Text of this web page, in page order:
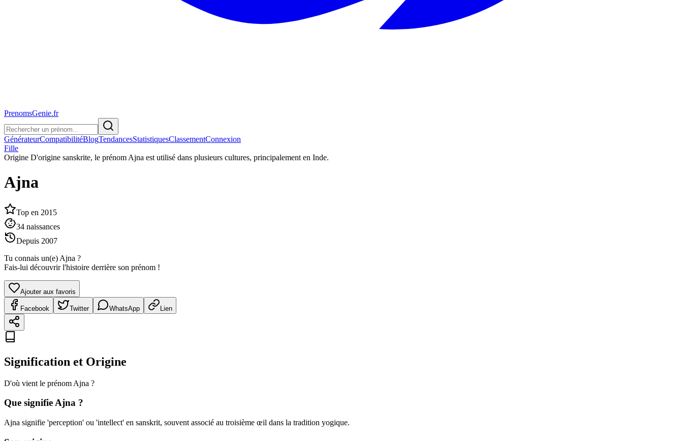
PrenomsGenie.fr
GénérateurCompatibilitéBlogTendancesStatistiquesClassementConnexion
Fille
Origine D'origine sanskrite, le prénom Ajna est utilisé dans plusieurs cultures, principalement en Inde.
Ajna
Top en 2015
34 naissances
Depuis 2007
Tu connais un(e) Ajna ?
Fais-lui découvrir l'histoire derrière son prénom !
Ajouter aux favoris
Facebook Twitter WhatsApp Lien
Signification et Origine
D'où vient le prénom Ajna ?
Que signifieAjna ?
Ajna signifie 'perception' ou 'intellect' en sanskrit, souvent associé au troisième œil dans la tradition yogique.